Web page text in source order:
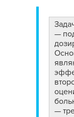
—
—